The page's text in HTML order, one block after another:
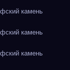
камень
камень
камень